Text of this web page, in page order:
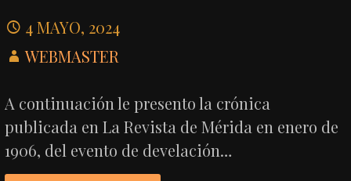
4 MAYO, 2024
WEBMASTER
A continuación le presento la crónica
publicada en La Revista de Mérida en enero de
1906, del evento de develación…